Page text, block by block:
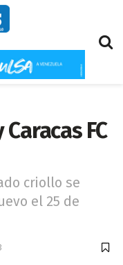
FC
criollo se
el 25 de